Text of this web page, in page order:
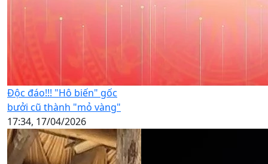
Độc đáo!!! "Hô biến" gốc
bưởi cũ thành "mỏ vàng"
17:34, 17/04/2026